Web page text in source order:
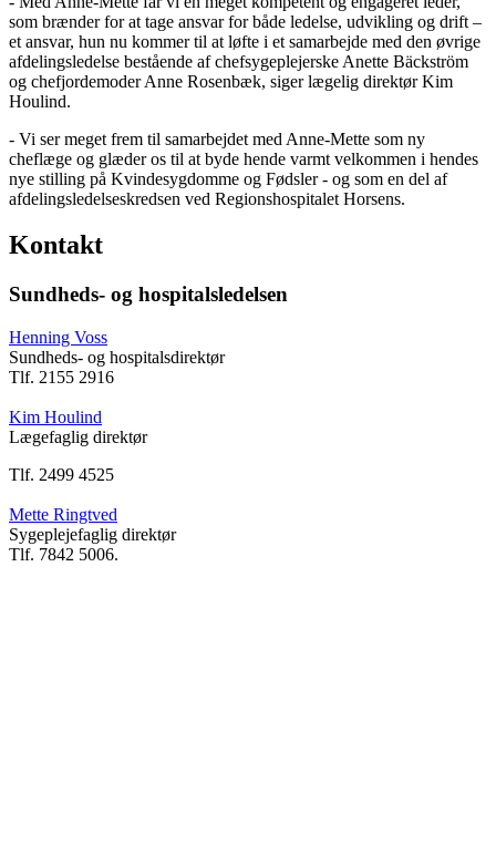
som brænder for at tage ansvar for både ledelse, udvikling og drift –
et ansvar, hun nu kommer til at løfte i et samarbejde med den øvrige
afdelingsledelse bestående af chefsygeplejerske Anette Bäckström
og chefjordemoder Anne Rosenbæk, siger lægelig direktør Kim
Houlind.
- Vi ser meget frem til samarbejdet med Anne-Mette som ny
cheflæge og glæder os til at byde hende varmt velkommen i hendes
nye stilling på Kvindesygdomme og Fødsler - og som en del af
afdelingsledelseskredsen ved Regionshospitalet Horsens.
Kontakt
Sundheds- og hospitalsledelsen
Henning Voss
Sundheds- og hospitalsdirektør
Tlf. 2155 2916
Kim Houlind
Lægefaglig direktør
Tlf. 2499 4525
Mette Ringtved
Sygeplejefaglig direktør
Tlf. 7842 5006.